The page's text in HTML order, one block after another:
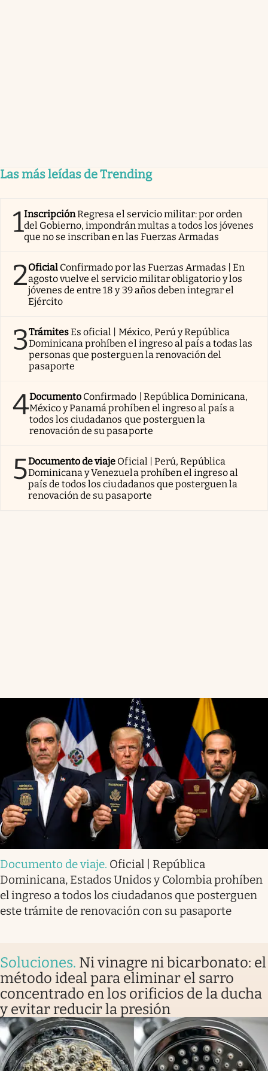
Las más leídas de Trending
1InscripciónRegresa el servicio militar: por orden
del Gobierno, impondrán multas a todos los jóvenes
que no se inscriban en las Fuerzas Armadas
2Oficial Confirmado por las Fuerzas Armadas | En
agosto vuelve el servicio militar obligatorio y los
jóvenes de entre 18 y 39 años deben integrar el
Ejército
3TrámitesEs oficial | México, Perú y República
Dominicana prohíben el ingreso al país a todas las
personas que posterguen la renovación del
pasaporte
4Documento Confirmado | República Dominicana,
México y Panamá prohíben el ingreso al país a
todos los ciudadanos que posterguen la
renovación de su pasaporte
5Documento de viaje Oficial | Perú, República
Dominicana y Venezuela prohíben el ingreso al
país de todos los ciudadanos que posterguen la
renovación de su pasaporte
Documento de viaje. Oficial | República
Dominicana, Estados Unidos y Colombia prohíben
el ingreso a todos los ciudadanos que posterguen
este trámite de renovación con su pasaporte
Soluciones. Ni vinagre ni bicarbonato: el
método ideal para eliminar el sarro
concentrado en los orificios de la ducha
y evitar reducir la presión